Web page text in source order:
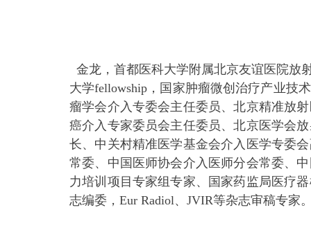
金龙，首都医科大学附属北京友谊医院放
大学fellowship，国家肿瘤微创治疗产业技
瘤学会介入专委会主任委员、北京精准放
癌介入专家委员会主任委员、北京医学会
长、中关村精准医学基金会介入医学专委
常委、中国医师协会介入医师分会常委、
力培训项目专家组专家、国家药监局医疗
志编委，Eur Radiol、JVIR等杂志审稿专家